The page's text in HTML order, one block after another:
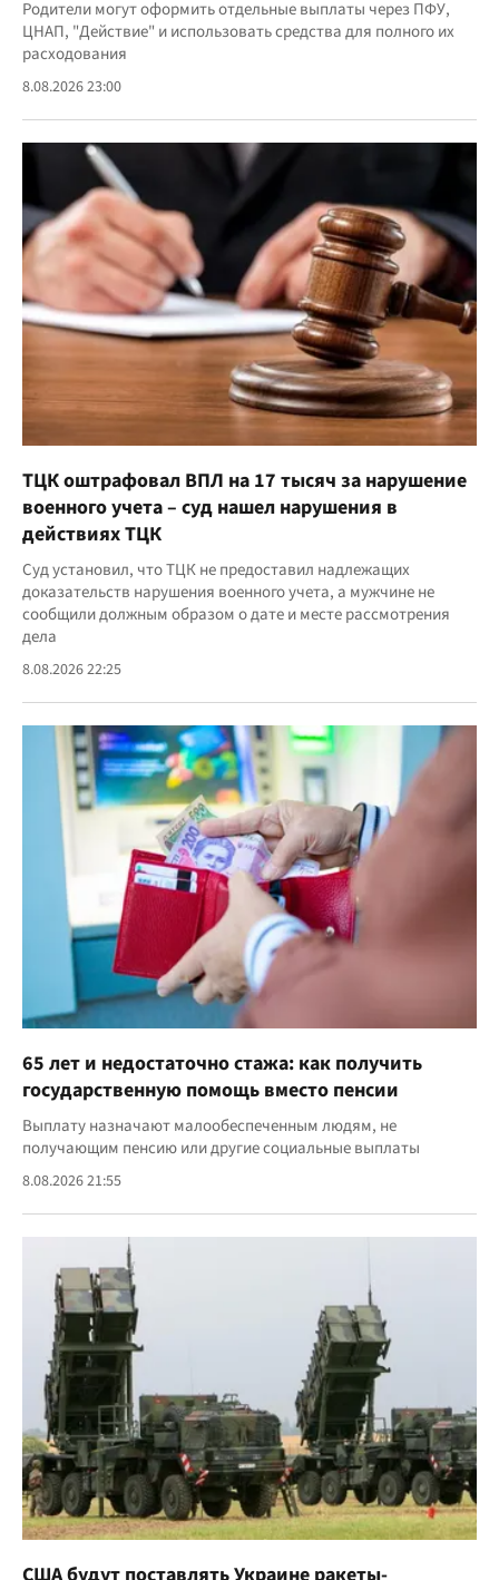
Родители могут оформить отдельные выплаты через ПФУ,
ЦНАП, "Действие" и использовать средства для полного их
расходования
8.08.2026 23:00
ТЦК оштрафовал ВПЛ на 17 тысяч за нарушение
военного учета – суд нашел нарушения в
действиях ТЦК
Суд установил, что ТЦК не предоставил надлежащих
доказательств нарушения военного учета, а мужчине не
сообщили должным образом о дате и месте рассмотрения
дела
8.08.2026 22:25
65 лет и недостаточно стажа: как получить
государственную помощь вместо пенсии
Выплату назначают малообеспеченным людям, не
получающим пенсию или другие социальные выплаты
8.08.2026 21:55